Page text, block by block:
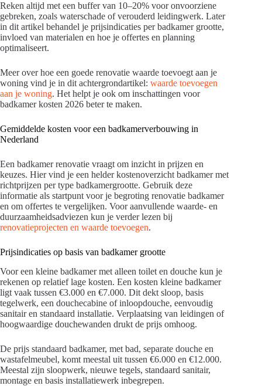
Reken altijd met een buffer van 10–20% voor onvoorziene
gebreken, zoals waterschade of verouderd leidingwerk. Later
in dit artikel behandel je prijsindicaties per badkamer grootte,
invloed van materialen en hoe je offertes en planning
optimaliseert.
Meer over hoe een goede renovatie waarde toevoegt aan je
woning vind je in dit achtergrondartikel: waarde toevoegen
aan je woning. Het helpt je ook om inschattingen voor
badkamer kosten 2026 beter te maken.
Gemiddelde kosten voor een badkamerverbouwing in
Nederland
Een badkamer renovatie vraagt om inzicht in prijzen en
keuzes. Hier vind je een helder kostenoverzicht badkamer met
richtprijzen per type badkamergrootte. Gebruik deze
informatie als startpunt voor je begroting renovatie badkamer
en om offertes te vergelijken. Voor aanvullende waarde- en
duurzaamheidsadviezen kun je verder lezen bij
renovatieprojecten en waarde toevoegen.
Prijsindicaties op basis van badkamer grootte
Voor een kleine badkamer met alleen toilet en douche kun je
rekenen op relatief lage kosten. Een kosten kleine badkamer
ligt vaak tussen €3.000 en €7.000. Dit dekt sloop, basis
tegelwerk, een douchecabine of inloopdouche, eenvoudig
sanitair en standaard installatie. Verplaatsing van leidingen of
hoogwaardige douchewanden drukt de prijs omhoog.
De prijs standaard badkamer, met bad, separate douche en
wastafelmeubel, komt meestal uit tussen €6.000 en €12.000.
Meestal zijn sloopwerk, nieuwe tegels, standaard sanitair,
montage en basis installatiewerk inbegrepen.